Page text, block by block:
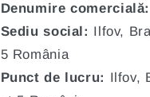
Denumire
Sediu social: Ilfov,
5 România
Punct de lucru: Ilfov,